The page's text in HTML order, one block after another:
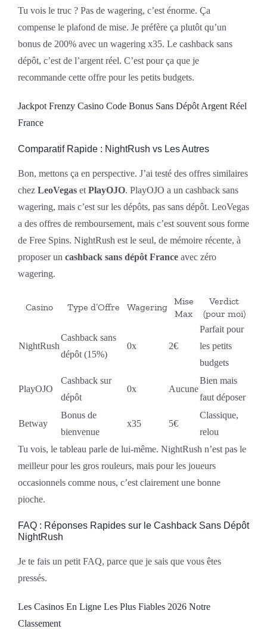
Tu vois le truc ? Pas de wagering, c’est énorme. Ça
compense le plafond de mise. Je préfère ça plutôt qu’un
bonus de 200% avec un wagering x35. Le cashback sans
dépôt, c’est de l’argent réel. C’est pour ça que je
recommande cette offre pour les petits budgets.
Jackpot Frenzy Casino Code Bonus Sans Dépôt Argent Réel
France
Comparatif Rapide : NightRush vs Les Autres
Bon, mettons ça en perspective. J’ai testé des offres similaires
chez LeoVegas et PlayOJO. PlayOJO a un cashback sans
wagering, mais c’est sur les dépôts, pas sans dépôt. LeoVegas
a des offres de remboursement, mais c’est souvent sous forme
de Free Spins. NightRush est le seul, de mémoire récente, à
proposer un cashback sans dépôt France avec zéro
wagering.
Casino Type d’Offre Wagering
Mise
Max
Verdict
(pour moi)
NightRush
Cashback sans
dépôt (15%)
0x 2€
Parfait pour
les petits
budgets
PlayOJO
Cashback sur
dépôt
0x Aucune
Bien mais
faut déposer
Betway
Bonus de
bienvenue
x35 5€
Classique,
relou
Tu vois, le tableau parle de lui-même. NightRush n’est pas le
meilleur pour les gros rouleurs, mais pour les joueurs
occasionnels comme nous, c’est clairement une bonne
pioche.
FAQ : Réponses Rapides sur le Cashback Sans Dépôt
NightRush
Je te fais un petit FAQ, parce que je sais que vous êtes
pressés.
Les Casinos En Ligne Les Plus Fiables 2026 Notre
Classement